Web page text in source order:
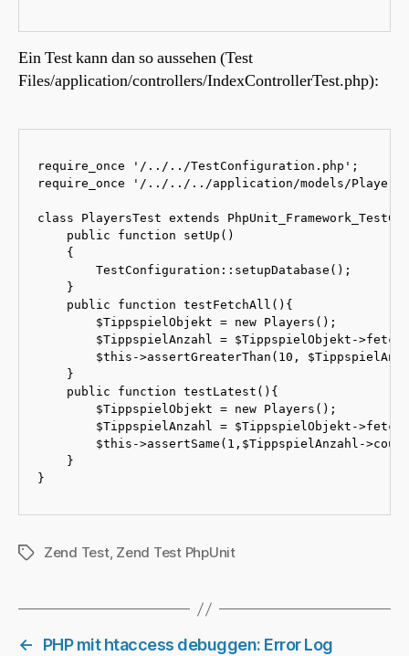
Ein Test kann dan so aussehen (Test
Files/application/controllers/IndexControllerTest.php):
require_once '/../../TestConfiguration.php';
require_once '/../../../application/models/
class PlayersTest extends
public function setUp()
{
TestConfiguration::setupDatabase();
}
public function testFetchAll(){
$TippspielObjekt = new Players();
$TippspielAnzahl = $TippspielObjekt-
$this->assertGreaterThan(10,
}
public function testLatest(){
$TippspielObjekt = new Players();
$TippspielAnzahl = $TippspielObjekt-
$this->assertSame(1,$TippspielAnzahl-
}
}
Schlagwörter
Zend Test, Zend Test PhpUnit
←
PHP mit htaccess debuggen: Error Log